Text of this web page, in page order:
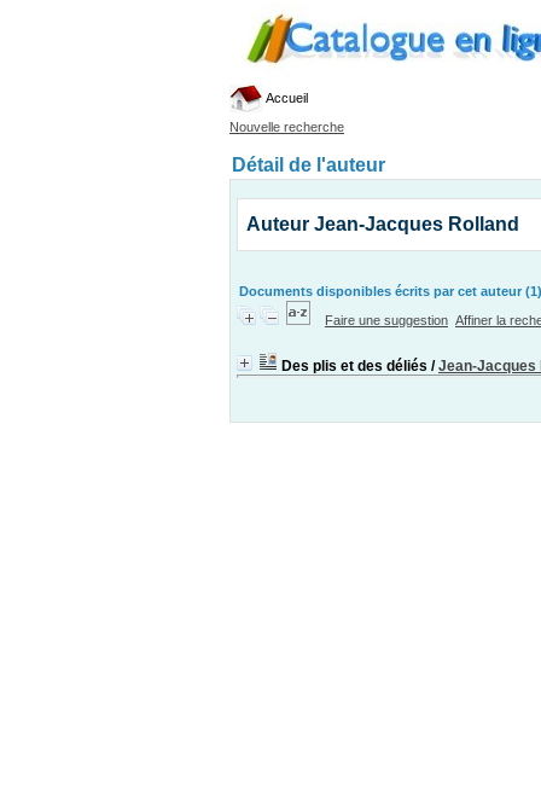
Accueil
Nouvelle recherche
Détail de l'auteur
Auteur Jean-Jacques Rolland
Documents disponibles écrits par cet auteur (1)
Faire une suggestion Affiner la
Des plis et des déliés /Jean-Jacques